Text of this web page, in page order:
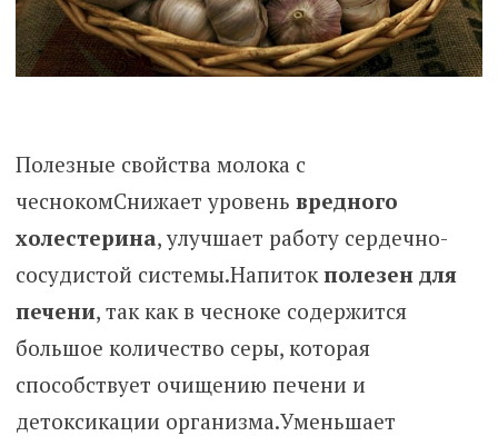
Полезные свойства молока с
чеснокомСнижает уровень вредного
холестерина, улучшает работу сердечно-
сосудистой системы.Напиток полезен для
печени, так как в чесноке содержится
большое количество серы, которая
способствует очищению печени и
детоксикации организма.Уменьшает